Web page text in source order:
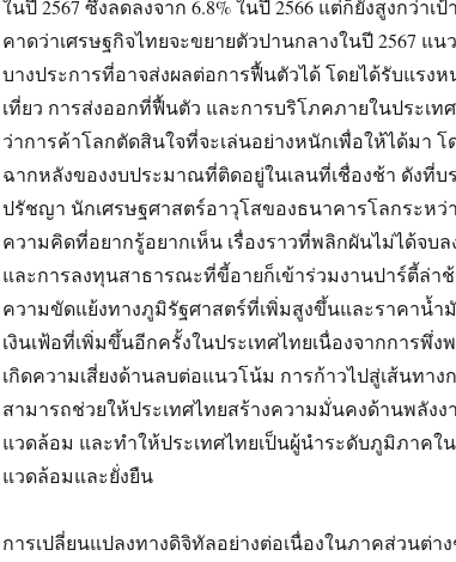
ในปี 2567 ซึ่งลดลงจาก 6.8% ในปี 2566 แต่ก็ยังสูงกว่าเ
คาดว่าเศรษฐกิจไทยจะขยายตัวปานกลางในปี 2567 แ
บางประการที่อาจส่งผลต่อการฟื้นตัวได้ โดยได้รับแรง
เที่ยว การส่งออกที่ฟื้นตัว และการบริโภคภายในประเท
ว่าการค้าโลกตัดสินใจที่จะเล่นอย่างหนักเพื่อให้ได้มา
ฉากหลังของงบประมาณที่ติดอยู่ในเลนที่เชื่องช้า ดังที่บ
ปรัชญา นักเศรษฐศาสตร์อาวุโสของธนาคารโลกระหว่
ความคิดที่อยากรู้อยากเห็น เรื่องราวที่พลิกผันไม่ได้จบ
และการลงทุนสาธารณะที่ขี้อายก็เข้าร่วมงานปาร์ตี้ล่า
ความขัดแย้งทางภูมิรัฐศาสตร์ที่เพิ่มสูงขึ้นและราคาน้ำ
เงินเฟ้อที่เพิ่มขึ้นอีกครั้งในประเทศไทยเนื่องจากการพึ่
เกิดความเสี่ยงด้านลบต่อแนวโน้ม การก้าวไปสู่เส้นทา
สามารถช่วยให้ประเทศไทยสร้างความมั่นคงด้านพลัง
แวดล้อม และทำให้ประเทศไทยเป็นผู้นำระดับภูมิภาคใ
แวดล้อมและยั่งยืน
การเปลี่ยนแปลงทางดิจิทัลอย่างต่อเนื่องในภาคส่วนต่า